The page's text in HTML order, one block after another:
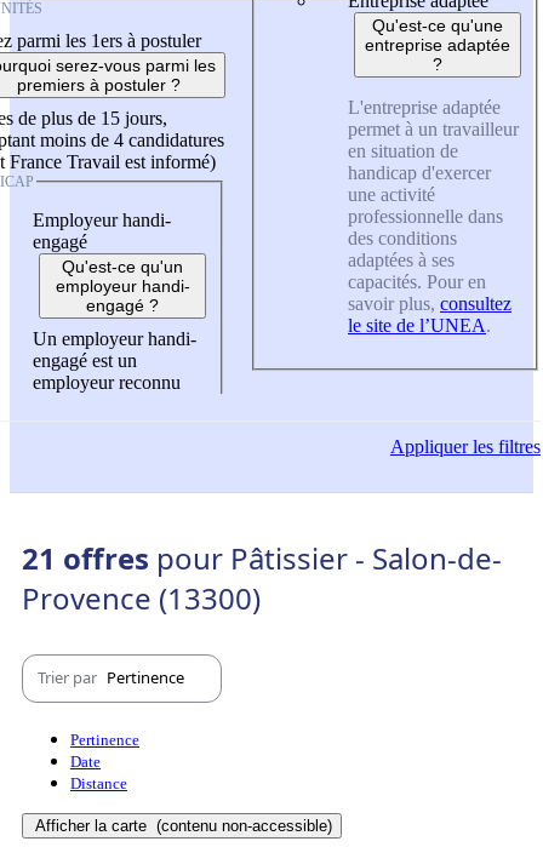
parmi les 1ers à postuler
serez-vous parmi les
premiers à postuler ?
de plus de 15 jours,
moins de 4 candidatures
France Travail est informé)
Employeur handi-
engagé
Qu'est-ce qu'un
employeur handi-
engagé ?
Un employeur handi-
engagé est un
employeur reconnu
Qu'est-ce qu'une
entreprise adaptée
?
L'entreprise adaptée
permet à un travailleur
en situation de
handicap d'exercer
une activité
professionnelle dans
des conditions
adaptées à ses
capacités. Pour en
savoir plus, consultez
le site de l’UNEA.
Appliquerles filtres
21 offres pour Pâtissier - Salon-de-
Provence (13300)
Trier par Pertinence
Pertinence
Date
Distance
Afficher la carte (contenu non-accessible)